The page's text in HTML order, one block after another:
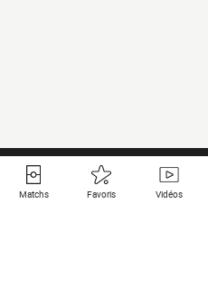
Matchs Favoris Vidéos